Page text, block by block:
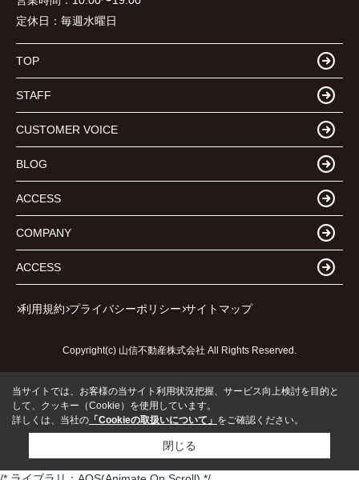
定休日： 毎週水曜日
TOP
STAFF
CUSTOMER VOICE
BLOG
ACCESS
COMPANY
ACCESS
利用規約 プライバシーポリシー サイトマップ
Copyright(c) 山信不動産株式会社 All Rights Reserved.
当サイトでは、お客様の当サイト利用状況把握、サービス向上検討を目的と
して、クッキー（Cookie）を使用しています。
詳しくは、当社の 「Cookieの取扱いについて」 をご確認ください。
閉じる